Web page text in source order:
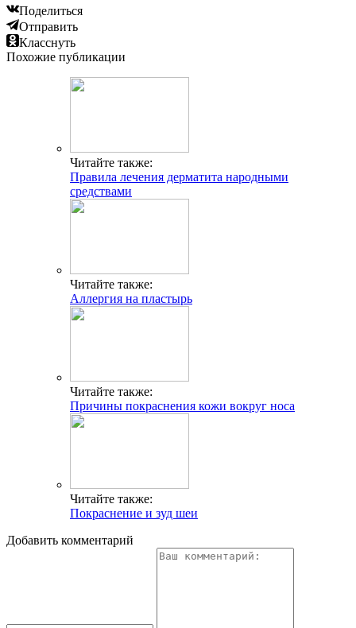
Поделиться
Отправить
Класснуть
Похожие публикации
Читайте также:
Правила лечения дерматита народными
средствами
Читайте также:
Аллергия на пластырь
Читайте также:
Причины покраснения кожи вокруг носа
Читайте также:
Покраснение и зуд шеи
Добавить комментарий